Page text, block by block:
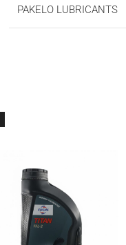
PAKELO LUBRICANTS